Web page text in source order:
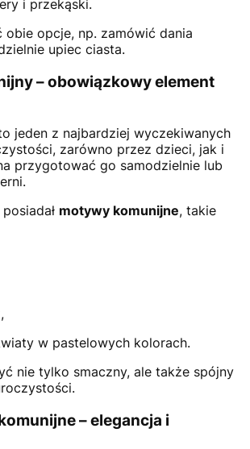
i przekąski.
obie opcje, np. zamówić dania
upiec ciasta.
– obowiązkowy element
jeden z najbardziej wyczekiwanych
zarówno przez dzieci, jak i
przygotować go samodzielnie lub
motywy komunijne, takie
w pastelowych kolorach.
nie tylko smaczny, ale także spójny
– elegancja i